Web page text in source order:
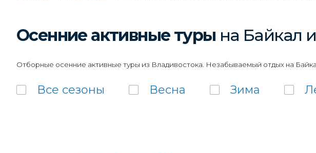
Осенние активные туры на Байкал
Отборные осенние активные туры из Владивостока. Незабываемый отдых на
Все сезоны Весна Зима